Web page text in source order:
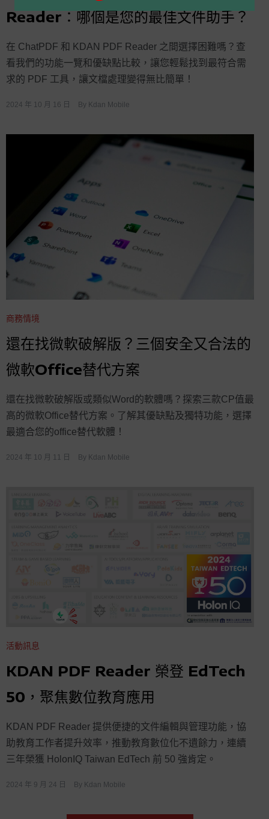
Reader：哪個是您的最佳文件助手？
在 ChatPDF 和 KDAN PDF Reader 之間選擇困難嗎？查
看我們的功能一覽和優缺點比較，讓您輕鬆找到最符合需
求的 PDF 工具，讓文檔處理變得無比簡單！
2024 年 10 月 16 日 By Kdan Mobile
商務情境
還在找微軟破解版？三個安全又合法的
微軟Office替代方案
還在找微軟破解版或類似Word的軟體嗎？探索三款CP值最
高的微軟Office替代方案。了解其優缺點及獨特功能，選擇
最適合您的office替代軟體！
2024 年 10 月 11 日 By Kdan Mobile
活動訊息
KDAN PDF Reader 榮登 EdTech
50，聚焦數位教育應用
KDAN PDF Reader 提供便捷的文件編輯與管理功能，協
助教育工作者提升效率，推動教育數位化不遺餘力，連續
三年榮獲 HolonIQ Taiwan EdTech 前 50 強肯定。
2024 年 9 月 24 日 By Kdan Mobile